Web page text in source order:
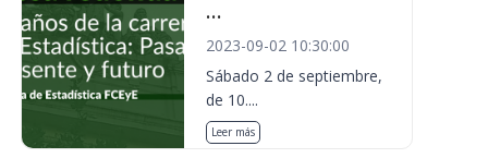
...
2023-09-02 10:30:00
Sábado 2 de septiembre,
de 10....
Leer más